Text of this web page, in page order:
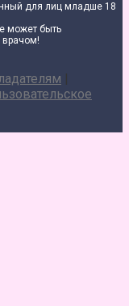
для лиц младше 18
может быть
врачом!